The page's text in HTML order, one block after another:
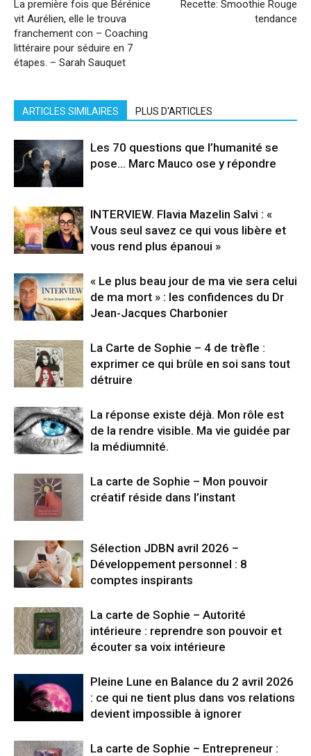
La première fois que Bérénice
vit Aurélien, elle le trouva
franchement con – Coaching
littéraire pour séduire en 7
étapes. – Sarah Sauquet
Recette: Smoothie Rouge
tendance
ARTICLES SIMILAIRES PLUS D'ARTICLES
Les 70 questions que l’humanité se
pose… Marc Mauco ose y répondre
INTERVIEW. Flavia Mazelin Salvi : «
Vous seul savez ce qui vous libère et
vous rend plus épanoui »
« Le plus beau jour de ma vie sera celui
de ma mort » : les confidences du Dr
Jean-Jacques Charbonier
La Carte de Sophie – 4 de trèfle :
exprimer ce qui brûle en soi sans tout
détruire
La réponse existe déjà. Mon rôle est
de la rendre visible. Ma vie guidée par
la médiumnité.
La carte de Sophie – Mon pouvoir
créatif réside dans l’instant
Sélection JDBN avril 2026 –
Développement personnel : 8
comptes inspirants
La carte de Sophie – Autorité
intérieure : reprendre son pouvoir et
écouter sa voix intérieure
Pleine Lune en Balance du 2 avril 2026
: ce qui ne tient plus dans vos relations
devient impossible à ignorer
La carte de Sophie – Entrepreneur :